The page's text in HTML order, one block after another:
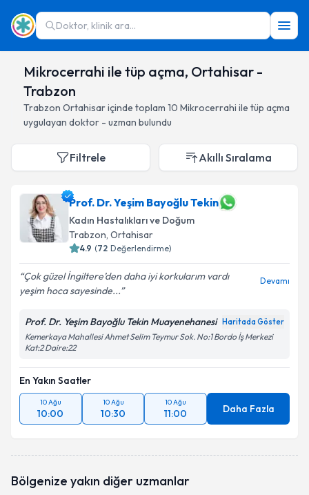
Doktor, klinik ara...
Mikrocerrahi ile tüp açma, Ortahisar -
Trabzon
Trabzon Ortahisariçinde toplam 10 Mikrocerrahi ile tüp açma
uygulayan doktor - uzman bulundu
Filtrele Akıllı Sıralama
Prof. Dr. Yeşim Bayoğlu Tekin
Kadın Hastalıkları ve Doğum
Trabzon, Ortahisar
4.9 (72 Değerlendirme)
Çok güzel İngiltere’den daha iyi korkularım vardı
yeşim hoca sayesinde...
Devamı
Prof. Dr. Yeşim Bayoğlu Tekin Muayenehanesi Haritada Göster
Kemerkaya Mahallesi Ahmet Selim Teymur Sok. No:1 Bordo İş Merkezi
Kat:2 Daire:22
En Yakın Saatler
10 Ağu
10:00
10 Ağu
10:30
10 Ağu
11:00 Daha Fazla
Bölgenize yakın diğer uzmanlar